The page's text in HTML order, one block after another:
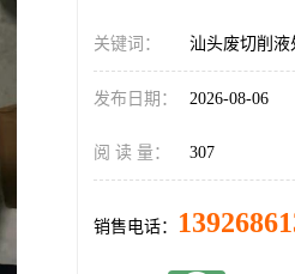
关键词： 汕头废切削液
发布日期： 2026-08-06
阅 读 量： 307
销售电话：